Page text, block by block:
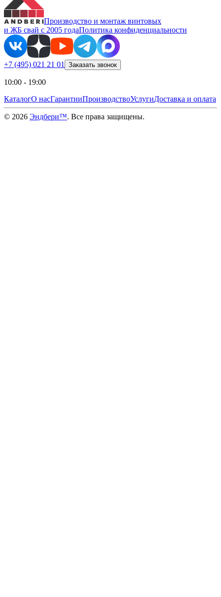
Производство и монтаж винтовых
и ЖБ свай с 2005 годаПолитика конфиденциальности
+7 (495) 021 21 01 Заказать звонок
10:00 - 19:00
КаталогО насГарантииПроизводствоУслугиДоставка и оплата
© 2026 Эндбери™. Все права защищены.